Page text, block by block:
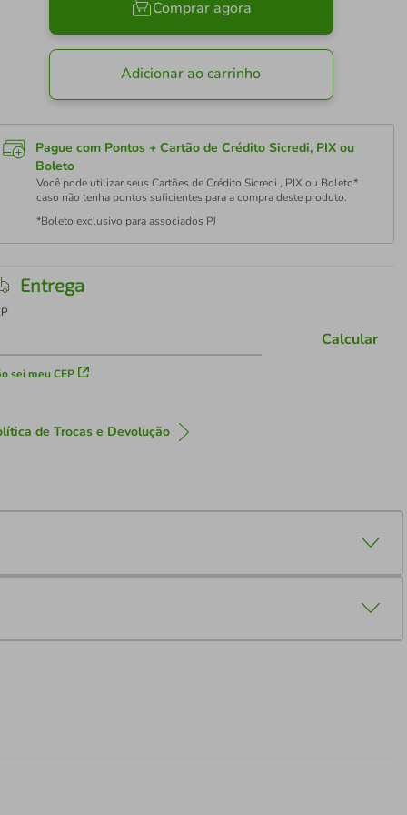
Comprar agora
Adicionar ao carrinho
Pague com Pontos + Cartão de Crédito Sicredi, PIX ou
Boleto
Você pode utilizar seus Cartões de Crédito Sicredi , PIX ou Boleto*
caso não tenha pontos suficientes para a compra deste produto.
*Boleto exclusivo para associados PJ
Entrega
sei meu CEP
Calcular
de Trocas e Devolução